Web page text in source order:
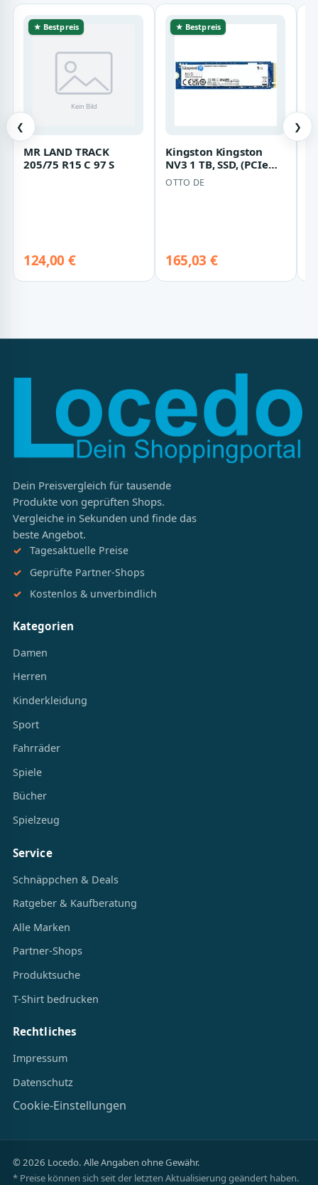
❮
★ Bestpreis
MR LAND TRACK
205/75 R15 C 97 S
124,00 €
★ Bestpreis
Kingston Kingston
NV3 1 TB, SSD, (PCIe
4.0 x4, NVMe, M.2 SSD-
Festplatt…
OTTO DE
165,03 €
❯
Dein Preisvergleich für tausende
Produkte von geprüften Shops.
Vergleiche in Sekunden und finde das
beste Angebot.
Tagesaktuelle Preise
Geprüfte Partner-Shops
Kostenlos & unverbindlich
Kategorien
Damen
Herren
Kinderkleidung
Sport
Fahrräder
Spiele
Bücher
Spielzeug
Service
Schnäppchen & Deals
Ratgeber & Kaufberatung
Alle Marken
Partner-Shops
Produktsuche
T-Shirt bedrucken
Rechtliches
Impressum
Datenschutz
Cookie-Einstellungen
© 2026 Locedo. Alle Angaben ohne Gewähr.
* Preise können sich seit der letzten Aktualisierung geändert haben.